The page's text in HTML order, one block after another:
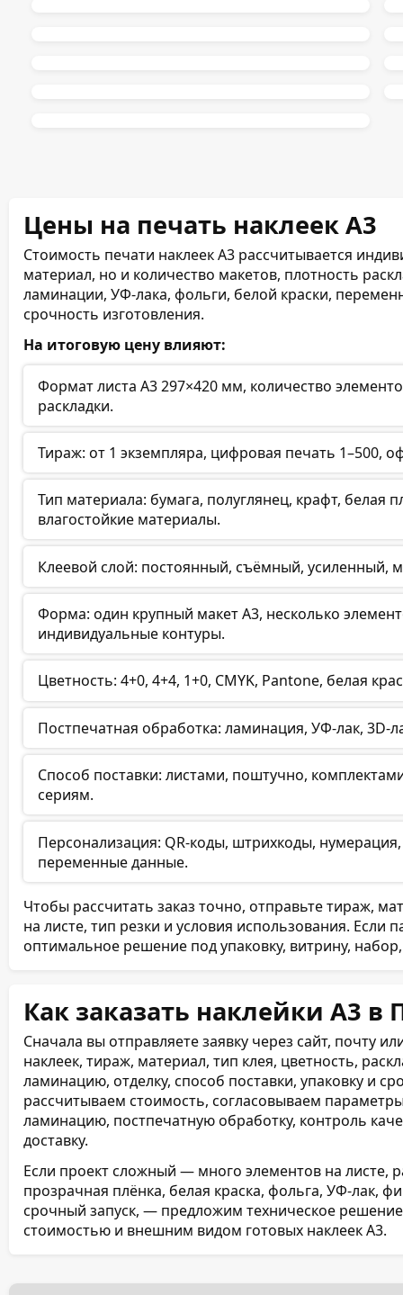
Цены на печать наклеек А3
Стоимость печати наклеек А3 рассчитывается
материал, но и количество макетов, плотность
ламинации, УФ-лака, фольги, белой краски,
срочность изготовления.
На итоговую цену влияют:
Формат листа А3 297×420 мм, количество
раскладки.
Тираж: от 1 экземпляра, цифровая печать 1–500,
Тип материала: бумага, полуглянец, крафт, белая
влагостойкие материалы.
Клеевой слой: постоянный, съёмный, усиленный,
Форма: один крупный макет А3, несколько
индивидуальные контуры.
Цветность: 4+0, 4+4, 1+0, CMYK, Pantone, белая
Постпечатная обработка: ламинация, УФ-лак, 3D-
Способ поставки: листами, поштучно,
сериям.
Персонализация: QR-коды, штрихкоды,
переменные данные.
Чтобы рассчитать заказ точно, отправьте тираж,
на листе, тип резки и условия использования.
оптимальное решение под упаковку, витрину,
Как заказать наклейки А3 в
Сначала вы отправляете заявку через сайт, почту
наклеек, тираж, материал, тип клея, цветность,
ламинацию, отделку, способ поставки, упаковку и
рассчитываем стоимость, согласовываем
ламинацию, постпечатную обработку, контроль
доставку.
Если проект сложный — много элементов на листе,
прозрачная плёнка, белая краска, фольга, УФ-лак,
срочный запуск, — предложим техническое
стоимостью и внешним видом готовых наклеек А3.